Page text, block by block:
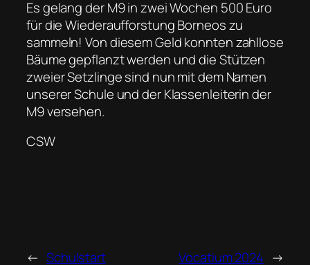
Es gelang der M9 in zwei Wochen 500 Euro
für die Wiederaufforstung Borneos zu
sammeln! Von diesem Geld konnten zahllose
Bäume gepflanzt werden und die Stützen
zweier Setzlinge sind nun mit dem Namen
unserer Schule und der Klassenleiterin der
M9 versehen.
CSW
← Schulstart Vocatium 2024 →